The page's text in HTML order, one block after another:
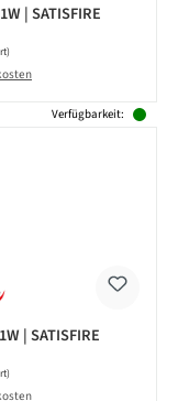
| SATISFIRE
Verfügbarkeit:
| SATISFIRE